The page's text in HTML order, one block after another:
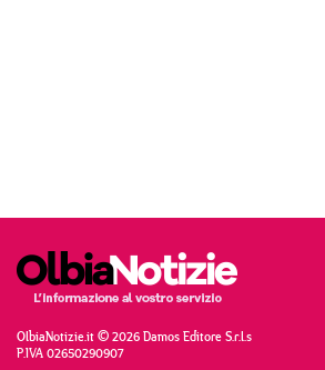
OlbiaNotizie.it © 2026 Damos Editore S.r.l.s
P.IVA 02650290907